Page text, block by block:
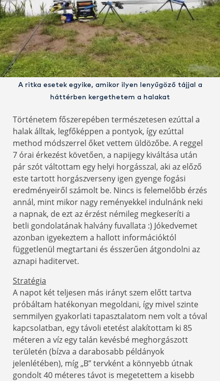
A ritka esetek egyike, amikor ilyen lenyűgöző tájjal a
háttérben kergethetem a halakat
Történetem főszerepében természetesen ezúttal a
halak álltak, legfőképpen a pontyok, így ezúttal
method módszerrel őket vettem üldözőbe. A reggel
7 órai érkezést követően, a napijegy kiváltása után
pár szót váltottam egy helyi horgásszal, aki az előző
este tartott horgászverseny igen gyenge fogási
eredményeiről számolt be. Nincs is felemelőbb érzés
annál, mint mikor nagy reményekkel indulnánk neki
a napnak, de ezt az érzést némileg megkeseríti a
betli gondolatának halvány fuvallata :) Jókedvemet
azonban igyekeztem a hallott információktól
függetlenül megtartani és ésszerűen átgondolni az
aznapi haditervet.
Stratégia
A napot két teljesen más irányt szem előtt tartva
próbáltam hatékonyan megoldani, így mivel szinte
semmilyen gyakorlati tapasztalatom nem volt a tóval
kapcsolatban, egy távoli etetést alakítottam ki 85
méteren a víz egy talán kevésbé meghorgászott
területén (bízva a darabosabb példányok
jelenlétében), míg „B” tervként a könnyebb útnak
gondolt 40 méteres távot is megetettem a kisebb